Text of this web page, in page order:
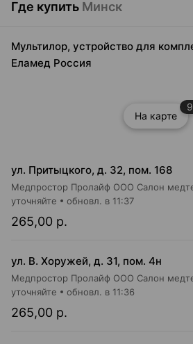
Где купить Минск
Мультилор, устройство для
Еламед Россия
На карте
9
ул. Притыцкого, д. 32, пом. 168
265,00 р.
уточняйте обновл. в 11:37
ул. В. Хоружей, д. 31, пом. 4н
265,00 р.
уточняйте обновл. в 11:36